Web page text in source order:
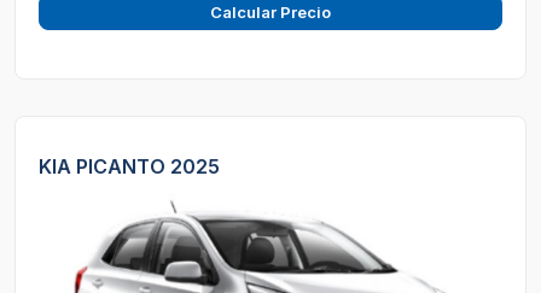
Calcular Precio
KIA PICANTO 2025